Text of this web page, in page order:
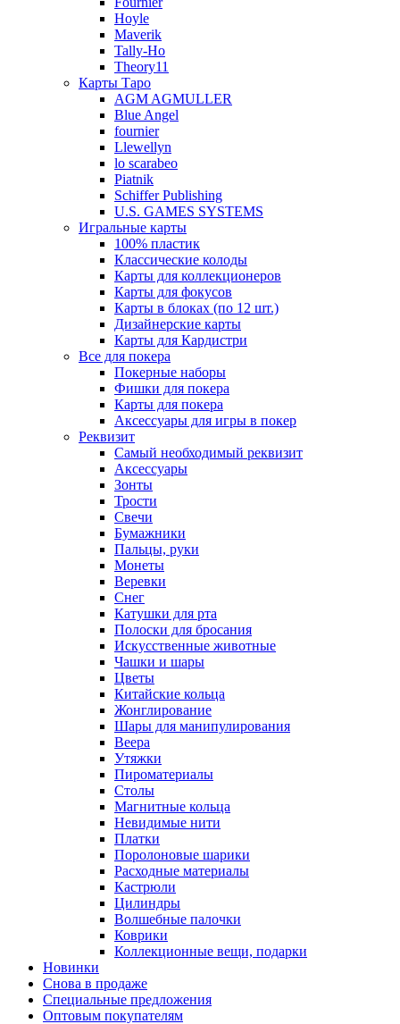
Hoyle
Maverik
Tally-Ho
Theory11
Карты Таро
AGM AGMULLER
Blue Angel
fournier
Llewellyn
lo scarabeo
Piatnik
Schiffer Publishing
U.S. GAMES SYSTEMS
Игральные карты
100% пластик
Классические колоды
Карты для коллекционеров
Карты для фокусов
Карты в блоках (по 12 шт.)
Дизайнерские карты
Карты для Кардистри
Все для покера
Покерные наборы
Фишки для покера
Карты для покера
Аксессуары для игры в покер
Реквизит
Самый необходимый реквизит
Аксессуары
Зонты
Трости
Свечи
Бумажники
Пальцы, руки
Монеты
Веревки
Снег
Катушки для рта
Полоски для бросания
Искусственные животные
Чашки и шары
Цветы
Китайские кольца
Жонглирование
Шары для манипулирования
Веера
Утяжки
Пироматериалы
Столы
Магнитные кольца
Невидимые нити
Платки
Поролоновые шарики
Расходные материалы
Кастрюли
Цилиндры
Волшебные палочки
Коврики
Коллекционные вещи, подарки
Новинки
Снова в продаже
Специальные предложения
Оптовым покупателям